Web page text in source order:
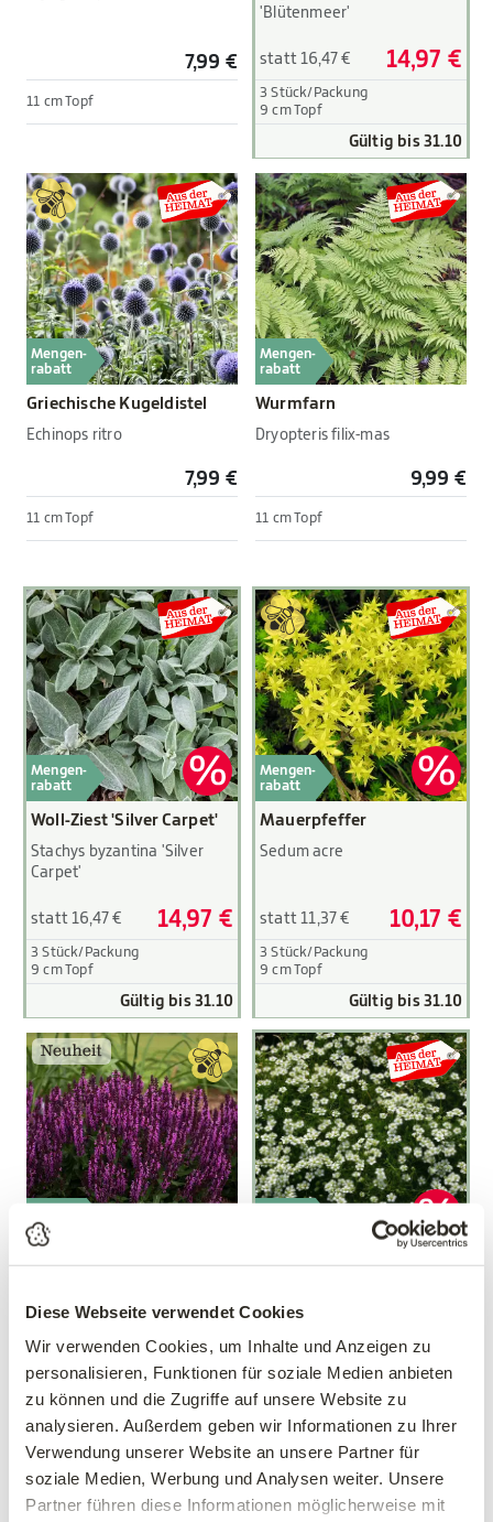
Diese Webseite verwendet Cookies
Wir verwenden Cookies, um Inhalte und Anzeigen zu
personalisieren, Funktionen für soziale Medien anbieten
zu können und die Zugriffe auf unsere Website zu
analysieren. Außerdem geben wir Informationen zu Ihrer
Verwendung unserer Website an unsere Partner für
soziale Medien, Werbung und Analysen weiter. Unsere
Partner führen diese Informationen möglicherweise mit
7,99 €
11 cm Topf
'Blütenmeer'
statt 16,47 € 14,97 €
3 Stück/Packung
9 cm Topf
Gültig bis 31.10
Mengen-
rabatt
Griechische Kugeldistel
Echinops ritro
7,99 €
11 cm Topf
Mengen-
rabatt
Wurmfarn
Dryopteris filix-mas
9,99 €
11 cm Topf
Mengen-
rabatt
Woll-Ziest 'Silver Carpet'
Stachys byzantina 'Silver
Carpet'
statt 16,47 € 14,97 €
3 Stück/Packung
9 cm Topf
Gültig bis 31.10
Mengen-
rabatt
Mauerpfeffer
Sedum acre
statt 11,37 € 10,17 €
3 Stück/Packung
9 cm Topf
Gültig bis 31.10
rabatt
Salbei 'Bumbleberry'®
'Bumbleberry'®
9,99 €
11 cm Topf
Sternmoos
statt 11,37 € 10,17 €
3 Stück/Packung
9 cm Topf